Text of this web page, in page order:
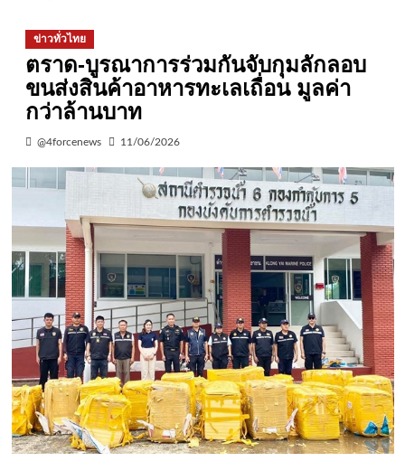
ข่าวทั่วไทย
ตราด-บูรณาการร่วมกันจับกุมลักลอบ
ขนส่งสินค้าอาหารทะเลเถื่อน มูลค่า
กว่าล้านบาท
@4forcenews 11/06/2026